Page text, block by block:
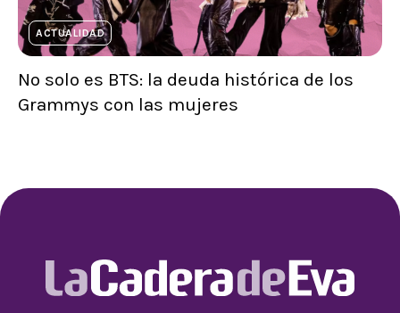
ACTUALIDAD
No solo es BTS: la deuda histórica de los
Grammys con las mujeres